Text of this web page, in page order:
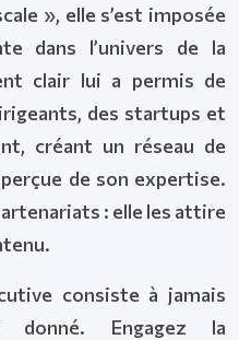
», elle s’est imposée
dans l’univers de la
clair lui a permis de
des startups et
créant un réseau de
de son expertise.
: elle les attire
consiste à jamais
donné. Engagez la